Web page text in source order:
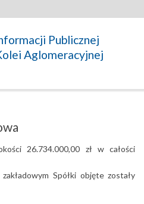
Publicznej
Aglomeracyjnej
26.734.000,00 zł w całości
Spółki objęte zostały